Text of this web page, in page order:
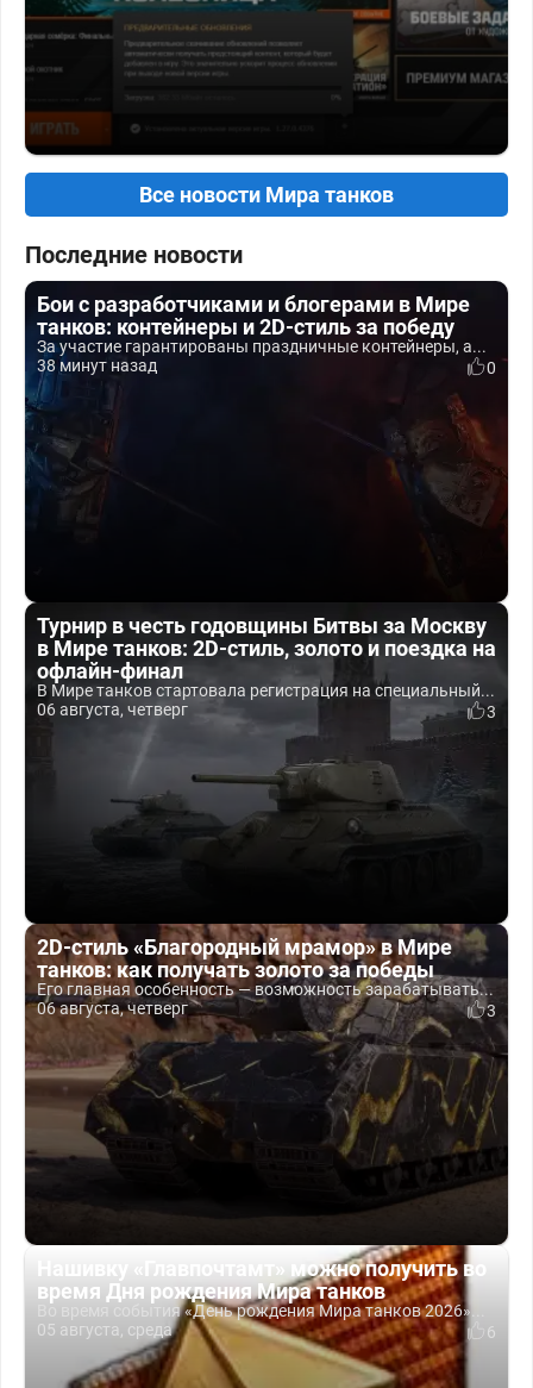
Все новости Мира танков
Последние новости
Бои с разработчиками и блогерами в Мире
танков: контейнеры и 2D-стиль за победу
За участие гарантированы праздничные контейнеры, а...
38 минут назад
0
Турнир в честь годовщины Битвы за Москву
в Мире танков: 2D-стиль, золото и поездка на
офлайн-финал
В Мире танков стартовала регистрация на специальный...
06 августа, четверг
3
2D-стиль «Благородный мрамор» в Мире
танков: как получать золото за победы
Его главная особенность — возможность зарабатывать...
06 августа, четверг
3
Нашивку «Главпочтамт» можно получить во
время Дня рождения Мира танков
Во время события «День рождения Мира танков 2026»...
05 августа, среда
6